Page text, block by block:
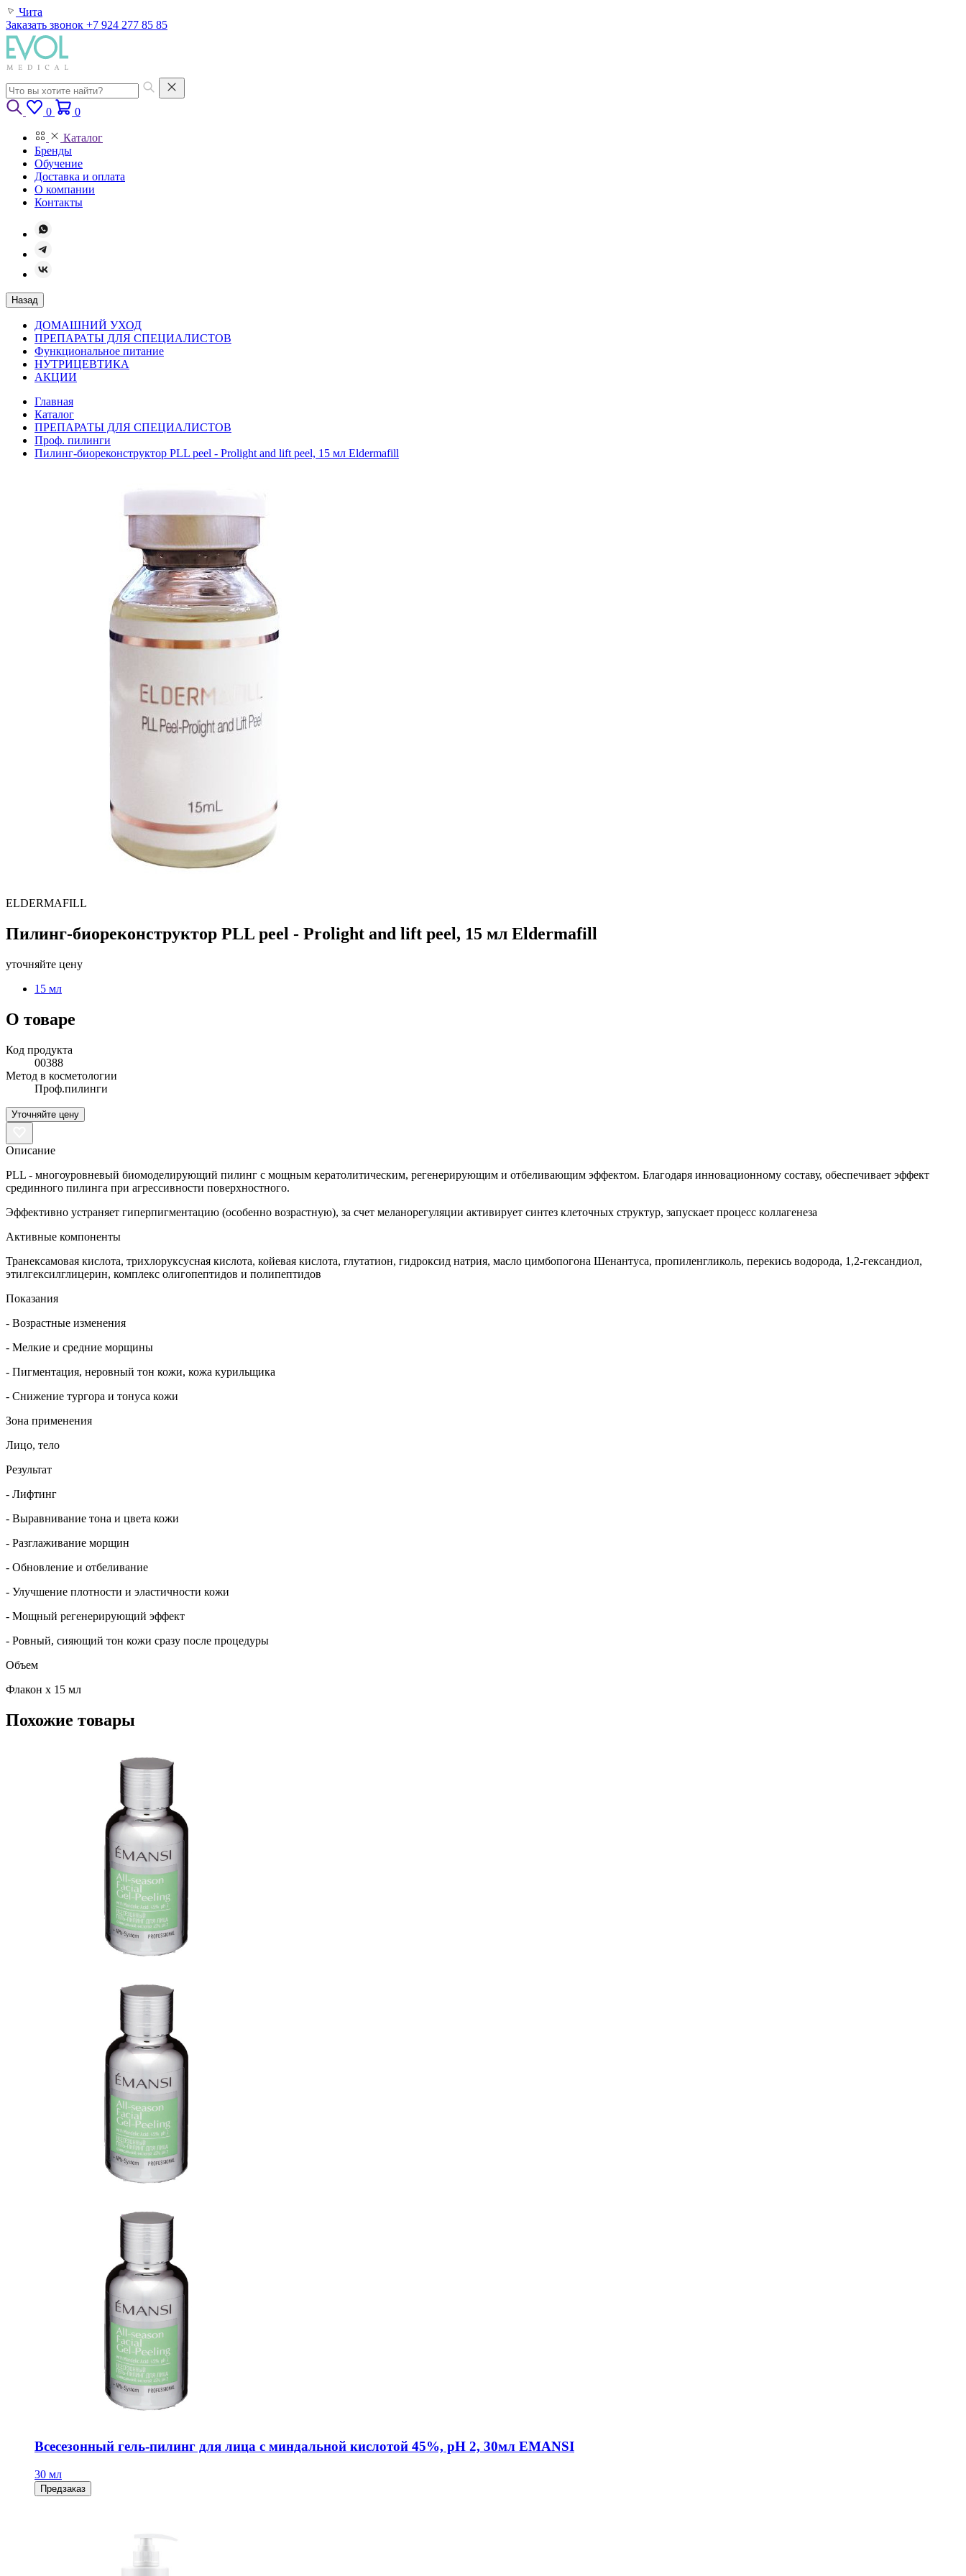
Чита
Заказать звонок +7 924 277 85 85
0 0
Каталог
Бренды
Обучение
Доставка и оплата
О компании
Контакты
Назад
ДОМАШНИЙ УХОД
ПРЕПАРАТЫ ДЛЯ СПЕЦИАЛИСТОВ
Функциональное питание
НУТРИЦЕВТИКА
АКЦИИ
Главная
Каталог
ПРЕПАРАТЫ ДЛЯ СПЕЦИАЛИСТОВ
Проф. пилинги
Пилинг-биореконструктор PLL peel - Prolight and lift peel, 15 мл Eldermafill
ELDERMAFILL
Пилинг-биореконструктор PLL peel - Prolight and lift peel, 15 мл Eldermafill
уточняйте цену
15 мл
О товаре
Код продукта
00388
Метод в косметологии
Проф.пилинги
Уточняйте цену
Описание
PLL - многоуровневый биомоделирующий пилинг с мощным кератолитическим, регенерирующим и отбеливающим эффектом. Благодаря инновационному составу, обеспечивает эффект
срединного пилинга при агрессивности поверхностного.
Эффективно устраняет гиперпигментацию (особенно возрастную), за счет меланорегуляции активирует синтез клеточных структур, запускает процесс коллагенеза
Активные компоненты
Транексамовая кислота, трихлоруксусная кислота, койевая кислота, глутатион, гидроксид натрия, масло цимбопогона Шенантуса, пропиленгликоль, перекись водорода, 1,2-гександиол,
этилгексилглицерин, комплекс олигопептидов и полипептидов
Показания
- Возрастные изменения
- Мелкие и средние морщины
- Пигментация, неровный тон кожи, кожа курильщика
- Снижение тургора и тонуса кожи
Зона применения
Лицо, тело
Результат
- Лифтинг
- Выравнивание тона и цвета кожи
- Разглаживание морщин
- Обновление и отбеливание
- Улучшение плотности и эластичности кожи
- Мощный регенерирующий эффект
- Ровный, сияющий тон кожи сразу после процедуры
Объем
Флакон х 15 мл
Похожие товары
Всесезонный гель-пилинг для лица с миндальной кислотой 45%, рН 2, 30мл EMANSI
30 мл
Предзаказ